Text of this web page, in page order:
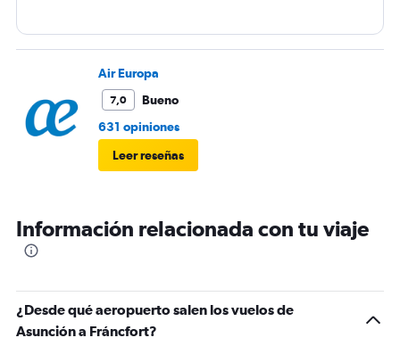
Air Europa
7,0
Bueno
631 opiniones
Leer reseñas
Información relacionada con tu viaje
¿Desde qué aeropuerto salen los vuelos de
Asunción a Fráncfort?